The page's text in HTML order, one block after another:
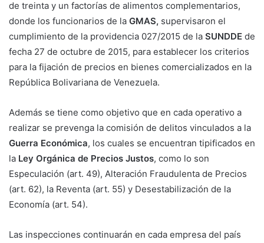
de treinta y un factorías de alimentos complementarios,
donde los funcionarios de la GMAS, supervisaron el
cumplimiento de la providencia 027/2015 de la SUNDDE de
fecha 27 de octubre de 2015, para establecer los criterios
para la fijación de precios en bienes comercializados en la
República Bolivariana de Venezuela.
Además se tiene como objetivo que en cada operativo a
realizar se prevenga la comisión de delitos vinculados a la
Guerra Económica, los cuales se encuentran tipificados en
la Ley Orgánica de Precios Justos, como lo son
Especulación (art. 49), Alteración Fraudulenta de Precios
(art. 62), la Reventa (art. 55) y Desestabilización de la
Economía (art. 54).
Las inspecciones continuarán en cada empresa del país